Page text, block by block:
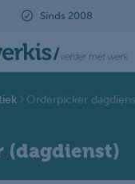
Beoordeeld
Orderpicker
(dagdienst)